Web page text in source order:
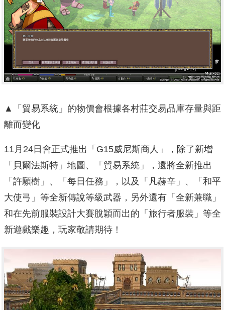
▲「貿易系統」的物價會根據各村莊交易品庫存量與距
離而變化
11月24日會正式推出「G15威尼斯商人」，除了新增
「貝爾法斯特」地圖、「貿易系統」，還將全新推出
「許願樹」、「每日任務」，以及「凡赫辛」、「和平
大使弓」等全新傳說等級武器，另外還有「全新兼職」
和在先前服裝設計大賽脫穎而出的「旅行者服裝」等全
新遊戲樂趣，玩家敬請期待！